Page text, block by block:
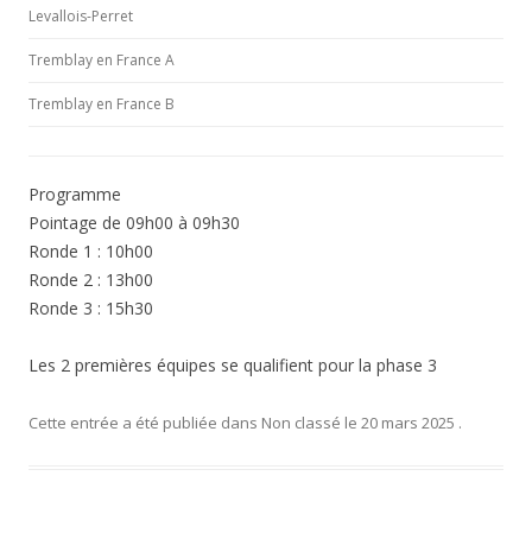
Levallois-Perret
Tremblay en France A
Tremblay en France B
Programme
Pointage de 09h00 à 09h30
Ronde 1 : 10h00
Ronde 2 : 13h00
Ronde 3 : 15h30
Les 2 premières équipes se qualifient pour la phase 3
Cette entrée a été publiée dans Non classé le 20 mars 2025 .